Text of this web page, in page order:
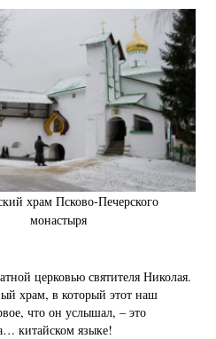
храм Псково-Печерского
монастыря
церковью святителя Николая.
храм, в который этот наш
что он услышал, – это
китайском языке!